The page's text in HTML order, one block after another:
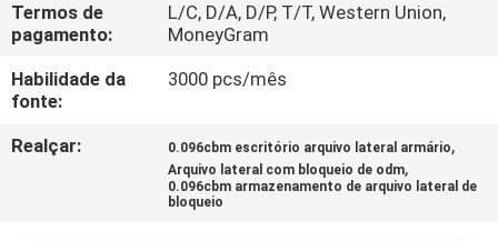
PEÇA
UMAS
CITAÇÕES
Termos de
pagamento:
L/C, D/A, D/P, T/T, Western Union,
MoneyGram
Habilidade da
fonte:
3000 pcs/mês
Realçar: 0.096cbm escritório arquivo lateral armário,
Arquivo lateral com bloqueio de odm,
0.096cbm armazenamento de arquivo lateral de
bloqueio